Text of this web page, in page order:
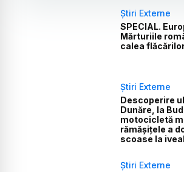
Știri Externe
SPECIAL.
Mărturiile
calea
Știri Externe
Descoperire
Dunăre, la
motocicletă
rămășițele a
scoase la
Știri Externe